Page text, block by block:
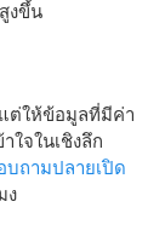
งขึ้น
ต่ให้ข้อมูลที่มีค่า
ใจในเชิงลึก
บถามปลายเปิด
ง